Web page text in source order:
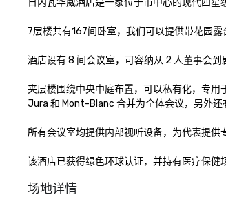
日内瓦华威酒店是一家位于市中心的现代四
7层楼共有167间卧室，我们可以提供带花园
酒店设有 8 间会议室，可容纳从 2 人董事会
夹层楼围绕中央中庭布置，可以私有化，专
Jura 和 Mont-Blanc 合并为全体会议，另外还
所有会议室均提供内部视听设备，为代表提供
该酒店已获得绿色环球认证，并持有医疗保健
场地详情